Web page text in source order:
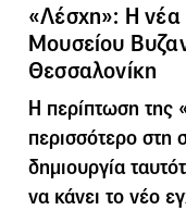
«Λέσχη»: Η νέα
Μουσείου
Θεσσαλονίκη
Η περίπτωση της
περισσότερο στη
δημιουργία
να κάνει το νέο